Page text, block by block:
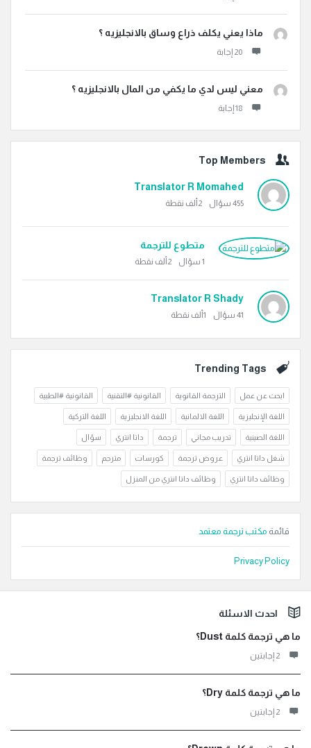
ماذا يعني يكلف ذراع وساق بالانجليزيه ؟
معني ليس لدي ما يكفي من المال بالانجليزيه ؟
Top Members
Translator R Momahed
455 سؤال 2ألف نقطة
متطوع للترجمة
1 سؤال 2ألف نقطة
Translator R Shady
41 سؤال 1ألف نقطة
Trending Tags
ابحث عن عمل الترجمة القانوية القانونية #التقنية القانونية #الطبية
اللغة الإنجليزية اللغة الالمانية اللغة الانجليزية اللغة التركية
اللغة الصينية تدريب مجاني ترجمة داتا انتري سؤال
شغل داتا انتري عروض ترجمة كورسات مترجم وظائف ترجمة
وظائف داتا انتري وظائف داتا انتري من المنزل
قائمة مكتب ترجمة معتمد
Privacy Policy
الفوتراحدث الاسئلة
ما هي ترجمة كلمة Dust؟
‫2 إجابتين
ما هي ترجمة كلمة Dry؟
‫2 إجابتين